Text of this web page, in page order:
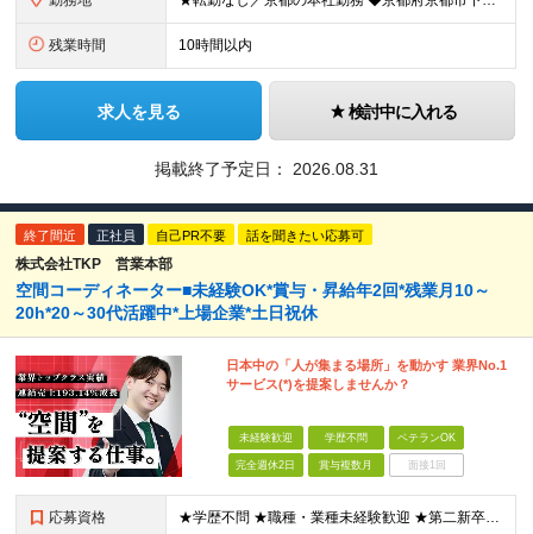
残業時間 10時間以内
求人を見る 検討中に入れる
掲載終了予定日： 2026.08.31
終了間近 正社員 自己PR不要 話を聞きたい応募可
株式会社TKP 営業本部
空間コーディネーター■未経験OK*賞与・昇給年2回*残業月10～
20h*20～30代活躍中*上場企業*土日祝休
日本中の「人が集まる場所」を動かす 業界No.1
サービス(*)を提案しませんか？
未経験歓迎 学歴不問 ベテランOK
完全週休2日 賞与複数月 面接1回
応募資格 ★学歴不問 ★職種・業種未経験歓迎 ★第二新卒歓迎 ＜こんな方にオススメ＞ ◎一つの商材ではなく、幅広い提案で勝負したい ◎成長企業でスケールの大きい仕事に挑戦したい ◎実力を評価されたい＆腰を据え